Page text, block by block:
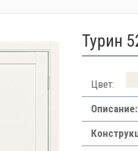
Турин
Цвет:
Описание: